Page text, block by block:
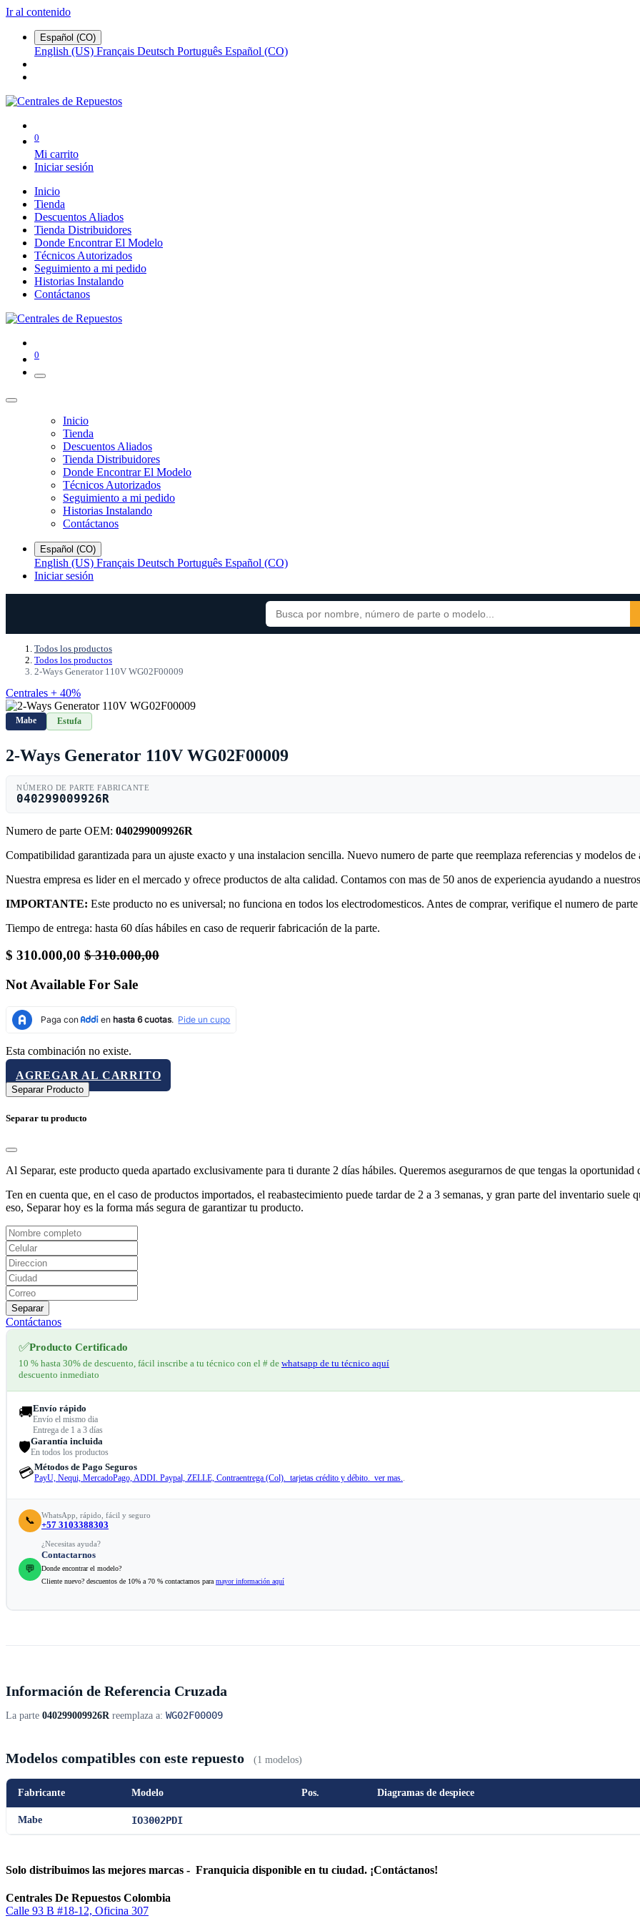
Ir al contenido
Español (CO)
English (US) Français Deutsch Português Español (CO)
0
Mi carrito
Iniciar sesión
Inicio
Tienda
Descuentos Aliados
Tienda Distribuidores
Donde Encontrar El Modelo
Técnicos Autorizados
Seguimiento a mi pedido
Historias Instalando
Contáctanos
0
Inicio
Tienda
Descuentos Aliados
Tienda Distribuidores
Donde Encontrar El Modelo
Técnicos Autorizados
Seguimiento a mi pedido
Historias Instalando
Contáctanos
Español (CO)
English (US) Français Deutsch Português Español (CO)
Iniciar sesión
Todos los productos
Todos los productos
2-Ways Generator 110V WG02F00009
Centrales + 40%
Mabe Estufa
2-Ways Generator 110V WG02F00009
NÚMERO DE PARTE FABRICANTE
040299009926R
Numero de parte OEM: 040299009926R
Compatibilidad garantizada para un ajuste exacto y una instalacion sencilla. Nuevo numero de parte que reemplaza referencias y modelos de
Nuestra empresa es lider en el mercado y ofrece productos de alta calidad. Contamos con mas de 50 anos de experiencia ayudando a
IMPORTANTE: Este producto no es universal; no funciona en todos los electrodomesticos. Antes de comprar, verifique el numero de
Tiempo de entrega: hasta 60 días hábiles en caso de requerir fabricación de la parte.
$ 310.000,00 $310.000,00
Not Available For Sale
Esta combinación no existe.
AGREGAR AL CARRITO
Separar Producto
Separar tu producto
Al Separar, este producto queda apartado exclusivamente para ti durante 2 días hábiles. Queremos asegurarnos de que tengas la oportunidad
Ten en cuenta que, en el caso de productos importados, el reabastecimiento puede tardar de 2 a 3 semanas, y gran parte del inventario
eso, Separar hoy es la forma más segura de garantizar tu producto.
Separar
Contáctanos
✅Producto Certificado
10 % hasta 30% de descuento, fácil inscribe a tu técnico con el # de whatsapp de tu técnico aquí
descuento inmediato
🚚Envío rápido
Envío el mismo dia
Entrega de 1 a 3 días
🛡️Garantía incluida
En todos los productos
💳Métodos de Pago Seguros
PayU, Nequi, MercadoPago, ADDI. Paypal, ZELLE, Contraentrega (Col). tarjetas crédito y débito. ver mas..
📞 WhatsApp, rápido, fácil y seguro
+57 3103388303
💬
¿Necesitas ayuda?
Contactarnos
Donde encontrar el modelo?
Cliente nuevo? descuentos de 10% a 70 % contactamos para mayor información aquí
Información de Referencia Cruzada
La parte 040299009926Rreemplaza a: WG02F00009
Modelos compatibles con este repuesto (1 modelos)
Fabricante Modelo Pos. Diagramas de despiece
Mabe IO3002PDI
Solo distribuimos las mejores marcas - Franquicia disponible en tu ciudad. ¡Contáctanos!
Centrales De Repuestos Colombia
Calle 93 B #18-12, Oficina 307